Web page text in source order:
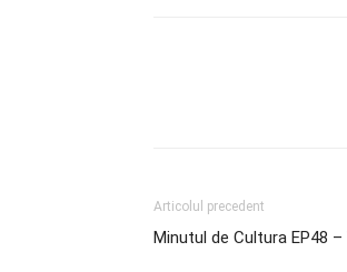
Articolul precedent
Minutul de Cultura EP48 –